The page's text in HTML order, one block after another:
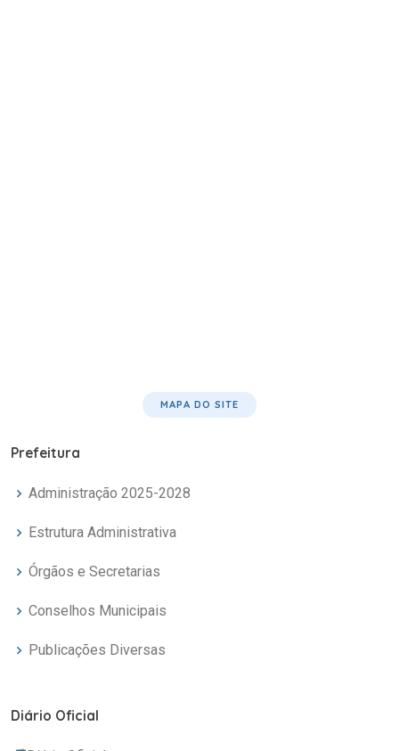
MAPA DO SITE
Prefeitura
Administração 2025-2028
Estrutura Administrativa
Órgãos e Secretarias
Conselhos Municipais
Publicações Diversas
Diário Oficial